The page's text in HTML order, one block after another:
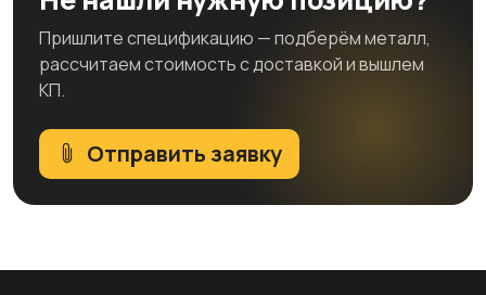
Пришлите спецификацию — подберём металл,
рассчитаем стоимость с доставкой и вышлем
КП.
Отправить заявку